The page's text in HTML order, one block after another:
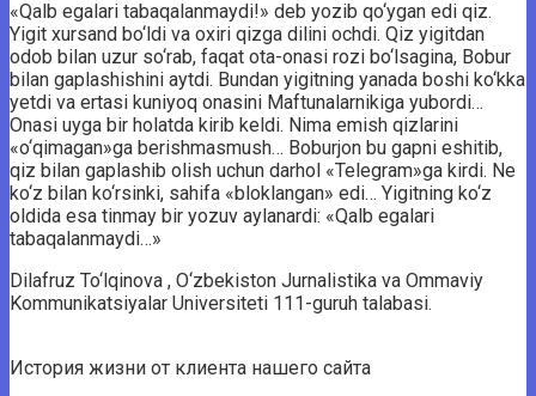
«Qalb egalari tabaqalanmaydi!» deb yozib qo‘ygan edi qiz.
Yigit xursand bo‘ldi va oxiri qizga dilini ochdi. Qiz yigitdan
odob bilan uzur so‘rab, faqat ota-onasi rozi bo‘lsagina, Bobur
bilan gaplashishini aytdi. Bundan yigitning yanada boshi ko‘kka
yetdi va ertasi kuniyoq onasini Maftunalarnikiga yubordi…
Onasi uyga bir holatda kirib keldi. Nima emish qizlarini
«o‘qimagan»ga berishmasmush… Boburjon bu gapni eshitib,
qiz bilan gaplashib olish uchun darhol «Telegram»ga kirdi. Ne
ko‘z bilan ko‘rsinki, sahifa «bloklangan» edi… Yigitning ko‘z
oldida esa tinmay bir yozuv aylanardi: «Qalb egalari
tabaqalanmaydi…»
Dilafruz To‘lqinova , O‘zbekiston Jurnalistika va Ommaviy
Kommunikatsiyalar Universiteti 111-guruh talabasi.
История жизни от клиента нашего сайта